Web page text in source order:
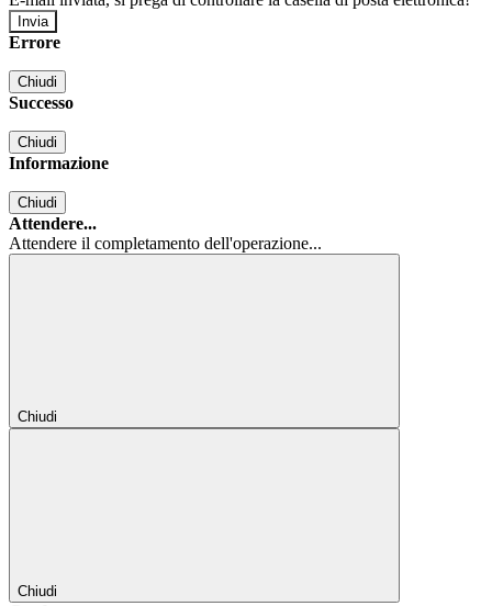
Errore
Chiudi
Successo
Chiudi
Informazione
Chiudi
Attendere...
Attendere il completamento dell'operazione...
Chiudi
Chiudi